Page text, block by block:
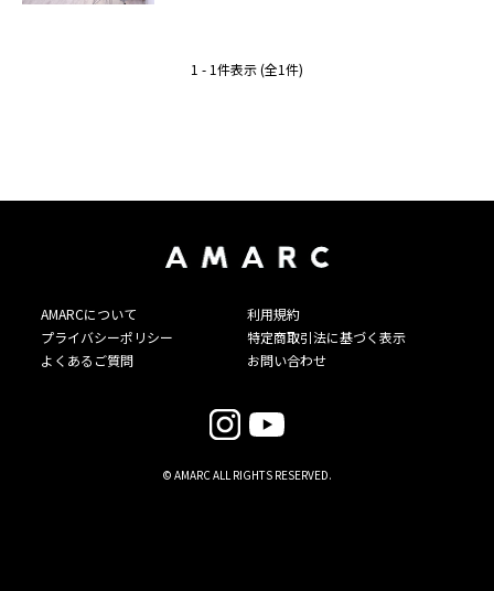
1 - 1件表示 (全1件)
AMARCについて
利用規約
プライバシーポリシー
特定商取引法に基づく表示
よくあるご質問
お問い合わせ
© AMARC ALL RIGHTS RESERVED.